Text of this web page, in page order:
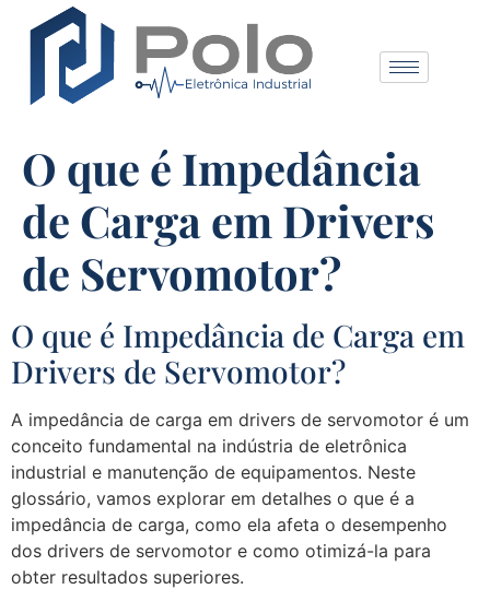
O que é Impedância
de Carga em Drivers
de Servomotor?
O que é Impedância de Carga em
Drivers de Servomotor?
A impedância de carga em drivers de servomotor é um
conceito fundamental na indústria de eletrônica
industrial e manutenção de equipamentos. Neste
glossário, vamos explorar em detalhes o que é a
impedância de carga, como ela afeta o desempenho
dos drivers de servomotor e como otimizá-la para
obter resultados superiores.